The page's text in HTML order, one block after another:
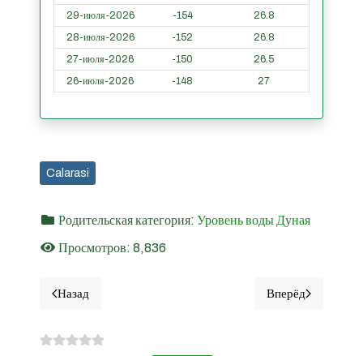
29-июля-2026
-154
26.8
28-июля-2026
-152
26.8
27-июля-2026
-150
26.5
26-июля-2026
-148 27
Calarasi
Родительская категория: Уровень воды Дуная
Просмотров: 8,836
Предыдущий материал: Олтеница - Уровни воды Дуная
Назад
Следующий
Вперёд